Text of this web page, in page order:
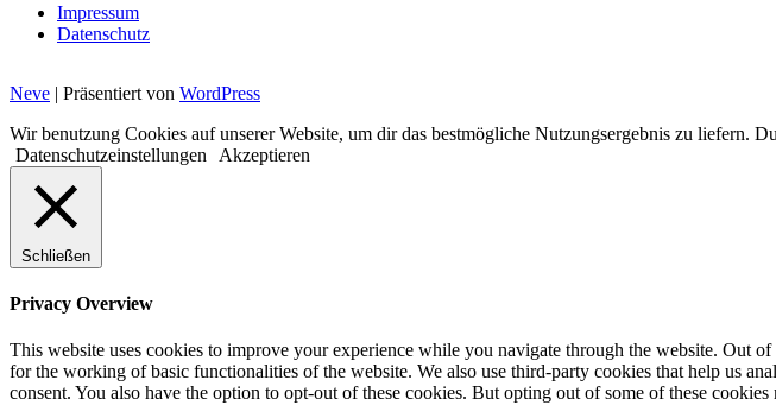
Impressum
Datenschutz
Neve | Präsentiert von WordPress
Wir benutzung Cookies auf unserer Website, um dir das bestmögliche Nutzungsergebnis zu liefern.
Datenschutzeinstellungen
Akzeptieren
Schließen
Privacy Overview
This website uses cookies to improve your experience while you navigate through the website. Out
for the working of basic functionalities of the website. We also use third-party cookies that help us
consent. You also have the option to opt-out of these cookies. But opting out of some of these